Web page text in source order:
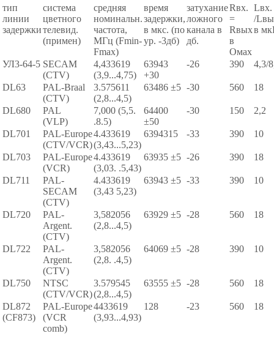
тип
линии
задержки
система
цветного
телевид.
(примен)
средняя
номинальн.
частота,
МГц (Fmin-
Fmax)
время
задержки,
в мкс. (по
ур. -3дб)
затухание
ложного
канала в
дб.
Rвx.
=
Rвых
в
Омах
Lвx.
/
в
УЛ3-64-5 SECAM
(CTV)
4,433619
(3,9...4,75)
63943
+30
-26 390 4,3/
DL63
PAL-Braal
(CTV)
3.575611
(2,8...4,5)
63486 ±5 -30 560 18
DL680
PAL
(VLP)
7,000 (5,5.
.8.5)
64400
±50
-30 150 2,2
DL701
PAL-Europe
(CTV/VCR)
4.433619
(3,43...5,23)
6394315 -33 390 10
DL703
PAL-Europe
(VCR)
4.433619
(3,03. .5,43)
63935 ±5 -26 390 18
DL711
PAL-
SECAM
(CTV)
4.433619
(3,43 5,23)
63943 ±5 -33 390 10
DL720
PAL-
Argent.
(CTV)
3,582056
(2,8...4,5)
63929 ±5 -28 560 18
DL722
PAL-
Argent.
(CTV)
3,582056
(2,8. .4,5)
64069 ±5 -28 390 10
DL750
NTSC
(CTV/VCR)
3.579545
(2,8...4,5)
63555 ±5 -28 560 18
DL872
(CF873)
PAL-Europe
(VCR
comb)
4433619
(3,93...4,93)
128 -23 560 18